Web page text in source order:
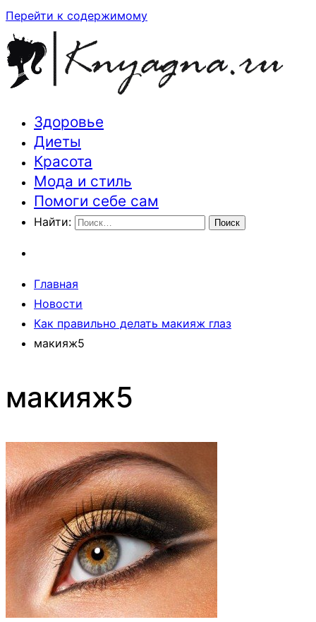
Перейти к содержимому
Траектория здоровья и красоты
Здоровье
Диеты
Красота
Мода и стиль
Помоги себе сам
Найти:
Главная
Новости
Как правильно делать макияж глаз
макияж5
макияж5